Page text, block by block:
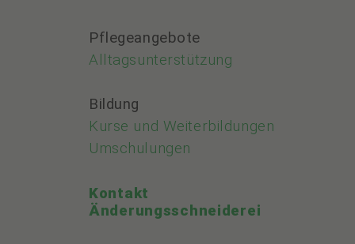
Pflegeangebote
Alltagsunterstützung
Bildung
Kurse und Weiterbildungen
Umschulungen
Kontakt
Änderungsschneiderei